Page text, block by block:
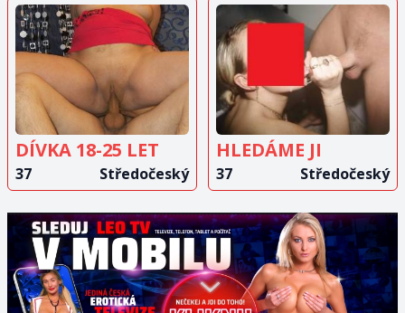
ZOBRAZIT
INZERÁT
DÍVKA 18-25 LET
37 Středočeský
ZOBRAZIT
INZERÁT
HLEDÁME JI
37 Středočeský